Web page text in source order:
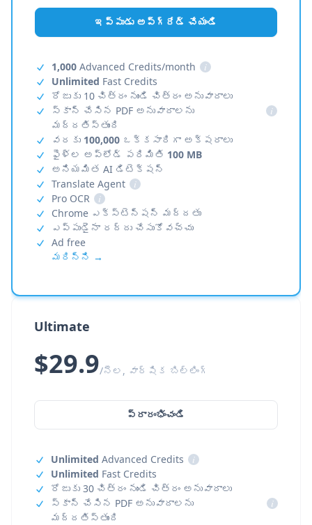
ఇప్పుడు అప్‌గ్రేడ్ చేయండి
1,000 Advanced Credits/month
i
Unlimited Fast Credits
రోజుకు 10 చిత్రం నుండి చిత్రం అనువాదాలు
స్కాన్ చేసిన PDF అనువాదాలను
మద్దతిస్తుంది
i
వరకు 100,000 ఒక్కసారిగా అక్షరాలు
ఫైళ్ల అప్‌లోడ్ పరిమితి 100 MB
అనియమిత AI డిటెక్షన్
Translate Agent
i
Pro OCR
i
Chrome ఎక్స్‌టెన్షన్ మద్దతు
ఎప్పుడైనా రద్దు చేసుకోవచ్చు
Ad free
మరిన్ని →
Ultimate
$29.9/నెల, వార్షిక బిల్లింగ్
ప్రారంభించండి
Unlimited Advanced Credits
i
Unlimited Fast Credits
రోజుకు 30 చిత్రం నుండి చిత్రం అనువాదాలు
స్కాన్ చేసిన PDF అనువాదాలను
మద్దతిస్తుంది
i